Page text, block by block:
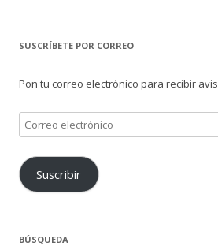
SUSCRÍBETE POR CORREO
Pon tu correo electrónico para recibir
Correo
electrónico
Suscribir
BÚSQUEDA